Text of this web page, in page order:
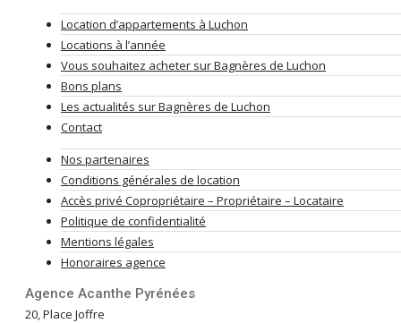
Location d’appartements à Luchon
Locations à l’année
Vous souhaitez acheter sur Bagnères de Luchon
Bons plans
Les actualités sur Bagnères de Luchon
Contact
Nos partenaires
Conditions générales de location
Accès privé Copropriétaire – Propriétaire – Locataire
Politique de confidentialité
Mentions légales
Honoraires agence
Agence Acanthe Pyrénées
20, Place Joffre